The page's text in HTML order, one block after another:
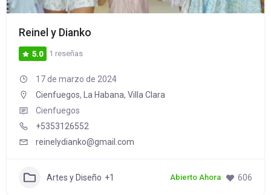
Reinel y Dianko
5.0 1 reseñas
17 de marzo de 2024
Cienfuegos, La Habana, Villa Clara
Cienfuegos
+5353126552
reinelydianko@gmail.com
Artes y Diseño +1 Abierto Ahora 606